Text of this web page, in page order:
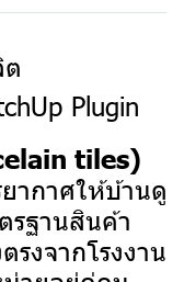
Plugin
tiles)
ากาศให้บ้านดู
รฐานสินค้า
งจากโรงงาน